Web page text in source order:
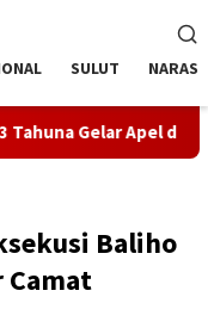
SULUT NARASI
dan Inspeksi
Baliho
Camat